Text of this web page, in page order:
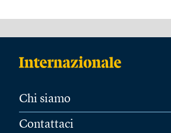
Chi siamo
Contattaci